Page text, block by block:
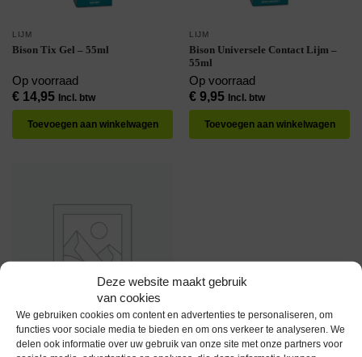
Deze website maakt gebruik
van cookies
We gebruiken cookies om content en advertenties te personaliseren, om
functies voor sociale media te bieden en om ons verkeer te analyseren. We
delen ook informatie over uw gebruik van onze site met onze partners voor
LIJM
Bison Tix Gel – 55ml
Op voorraad
€ 14,95 Incl. btw
Toevoegen aan winkelwagen
LIJM
Bison Universele Contact Lijm –
55ml
Op voorraad
€ 9,95 Incl. btw
Toevoegen aan winkelwagen
LIJM
Lijm voor Lichtslang – Lichtslang